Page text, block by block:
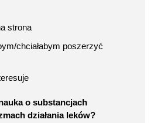
strona
chciałabym poszerzyć
o substancjach
działania leków?